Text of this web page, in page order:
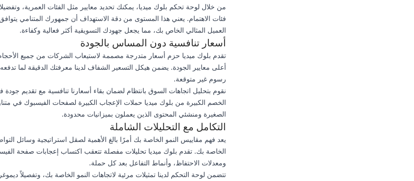
من خلال لوحة تحكم بلوك ميديا، يمكنك تحديد معايير مثل الفئات العمرية،
فئات الاهتمام. يعني هذا المستوى من دقة الاستهداف أن جمهورك المتنامي
العميل المثالي الخاص بك، مما يجعل جهودك التسويقية أكثر فعالية وكفاءة.
أسعار تنافسية دون المساس بالجودة
تقدم بلوك ميديا حزم أسعار متدرجة مصممة لاستيعاب الشركات من جميع
أعلى معايير الجودة. يضمن هيكل التسعير الشفاف لدينا معرفتك الدقيقة لما
رسوم غير متوقعة.
نقوم بتحليل اتجاهات السوق بانتظام لضمان بقاء أسعارنا تنافسية مع تقديم جودة
الخصم الكبيرة من بلوك ميديا حملات الإعجاب الكبيرة لصفحات الفيسبوك في
الصغيرة ومنشئي المحتوى الذين يعملون بميزانيات محدودة.
التكامل مع التحليلات الشاملة
يعد فهم مقاييس النمو الخاصة بك أمرًا بالغ الأهمية لصقل استراتيجية وسائل
الخاصة بك. تقدم بلوك ميديا تحليلات مفصلة تتعقب اكتساب إعجابات صفحة
ومعدلات الاحتفاظ، وأنماط التفاعل بعد كل حملة.
تتضمن لوحة التحكم لدينا تمثيلات مرئية لاتجاهات النمو الخاصة بك، وتفصيلاً